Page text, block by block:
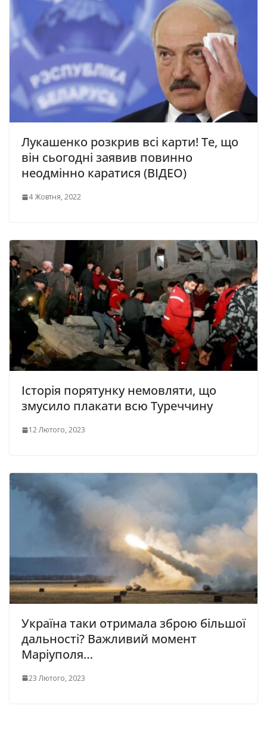
Лукашенко розкрив всі карти! Те, що
він сьогодні заявив повинно
неодмінно каратися (ВІДЕО)
4 Жовтня, 2022
Історія порятунку немовляти, що
змусило плакати всю Туреччину
12 Лютого, 2023
Україна таки отримала зброю більшої
дальності? Важливий момент
Маріуполя…
23 Лютого, 2023